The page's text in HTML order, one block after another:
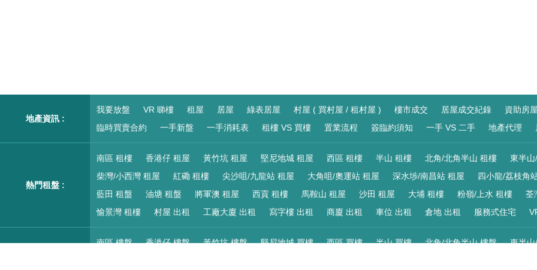
地產資訊 :
我要放盤 VR 睇樓 租屋 居屋 綠表居屋 村屋 ( 買村屋 / 租村屋 ) 樓市成交 居屋成交紀錄 資助房
臨時買賣合約
一手新盤 一手消耗表 租樓 VS 買樓 置業流程 簽臨約須知 一手 VS 二手 地產代理
熱門租盤 :
南區 租樓 香港仔 租屋 黃竹坑 租屋 堅尼地城 租屋 西區 租樓 半山 租樓 北角/北角半山 租樓 東半山
柴灣/小西灣 租屋
紅磡 租樓 尖沙咀/九龍站 租屋 大角咀/奧運站 租屋 深水埗/南昌站 租屋 四小龍/荔枝角
藍田 租盤
油塘 租盤 將軍澳 租屋 西貢 租樓 馬鞍山 租屋 沙田 租屋 大埔 租樓 粉嶺/上水 租樓 荃
愉景灣 租樓
村屋 出租 工廠大廈 出租 寫字樓 出租 商廈 出租 車位 出租 倉地 出租 服務式住宅
南區 樓盤 香港仔 樓盤 黃竹坑 樓盤 堅尼地城 買樓 西區 買樓 半山 買樓 北角/北角半山 樓盤 東半